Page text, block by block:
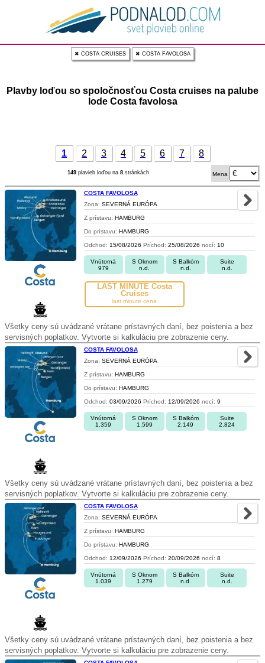
✖ COSTA CRUISES ✖ COSTA FAVOLOSA
Plavby loďou so spoločnosťou Costa cruises na palube
lode Costa favolosa
1 2 3 4 5 6 7 8
149plavieb loďou na 8stránkách Mena
COSTA FAVOLOSA
Zona: SEVERNÁ EURÓPA
Z prístavu: HAMBURG
Do prístavu: HAMBURG
Odchod: 15/08/2026 Príchod: 25/08/2026 nocí: 10
Vnútorná
979
S Oknom
n.d.
S Balkóm
n.d.
Suite
n.d.
LAST MINUTE Costa
Cruises
last minute cena
Všetky ceny sú uvádzané vrátane prístavných daní, bez poistenia a bez
servisných poplatkov. Vytvorte si kalkuláciu pre zobrazenie ceny.
COSTA FAVOLOSA
Zona: SEVERNÁ EURÓPA
Z prístavu: HAMBURG
Do prístavu: HAMBURG
Odchod: 03/09/2026 Príchod: 12/09/2026 nocí: 9
Vnútorná
1.359
S Oknom
1.599
S Balkóm
2.149
Suite
2.824
Všetky ceny sú uvádzané vrátane prístavných daní, bez poistenia a bez
servisných poplatkov. Vytvorte si kalkuláciu pre zobrazenie ceny.
COSTA FAVOLOSA
Zona: SEVERNÁ EURÓPA
Z prístavu: HAMBURG
Do prístavu: HAMBURG
Odchod: 12/09/2026 Príchod: 20/09/2026 nocí: 8
Vnútorná
1.039
S Oknom
1.279
S Balkóm
n.d.
Suite
n.d.
Všetky ceny sú uvádzané vrátane prístavných daní, bez poistenia a bez
servisných poplatkov. Vytvorte si kalkuláciu pre zobrazenie ceny.